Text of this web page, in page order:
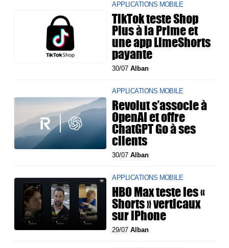
APPLICATIONS MOBILE
TikTok teste Shop
Plus à la Prime et
une app LimeShorts
payante
30/07Alban
APPLICATIONS MOBILE
Revolut s’associe à
OpenAI et offre
ChatGPT Go à ses
clients
30/07Alban
APPLICATIONS MOBILE
HBO Max teste les «
Shorts » verticaux
sur iPhone
29/07Alban